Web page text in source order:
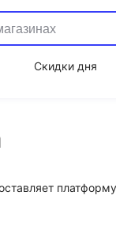
Скидки дня